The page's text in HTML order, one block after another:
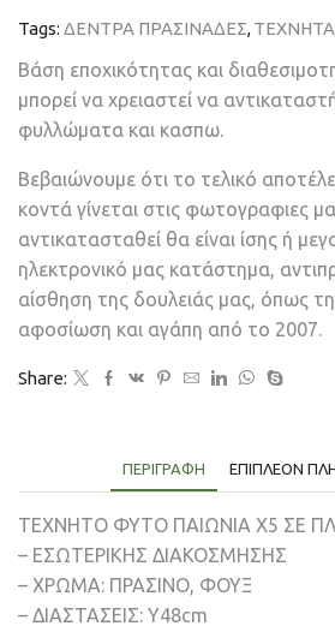
Tags: ΔΕΝΤΡΑ ΠΡΑΣΙΝΑΔΕΣ,
Βάση εποχικότητας και
μπορεί να χρειαστεί να
φυλλώματα και κασπω.
Βεβαιώνουμε ότι το τελικό
κοντά γίνεται στις φωτογραφιες
αντικατασταθεί θα είναι ίσης ή
ηλεκτρονικό μας κατάστημα,
αίσθηση της δουλειάς μας, όπως
αφοσίωση και αγάπη από το 2007.
Share:
ΠΕΡΙΓΡΑΦΉ ΕΠΙΠΛΈΟΝ
ΤΕΧΝΗΤΟ ΦΥΤΟ ΠΑΙΩΝΙΑ Χ5 ΣΕ
– ΕΣΩΤΕΡΙΚΗΣ ΔΙΑΚΟΣΜΗΣΗΣ
– ΧΡΩΜΑ: ΠΡΑΣΙΝΟ, ΦΟΥΞ
– ΔΙΑΣΤΑΣΕΙΣ: Υ48cm